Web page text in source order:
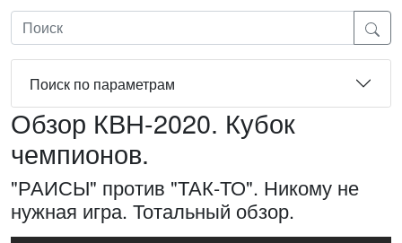
Поиск по параметрам
Обзор КВН-2020. Кубок
чемпионов.
"РАИСЫ" против "ТАК-ТО". Никому не
нужная игра. Тотальный обзор.